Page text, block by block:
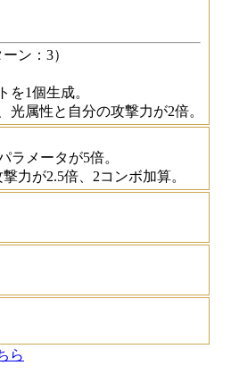
ーン：3）
を1個生成。
光属性と自分の攻撃力が2倍。
ラメータが5倍。
力が2.5倍、2コンボ加算。
ら